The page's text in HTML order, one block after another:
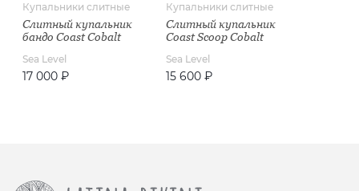
Купальники слитные
Слитный купальник
бандо Coast Cobalt
Sea Level
17 000 ₽
Купальники слитные
Слитный купальник
Coast Scoop Cobalt
Sea Level
15 600 ₽